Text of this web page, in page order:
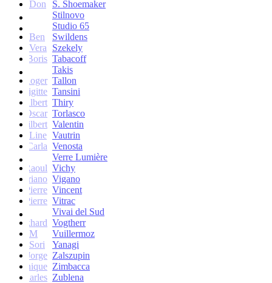
Don
S. Shoemaker
Stilnovo
Studio 65
Ben
Swildens
Vera
Szekely
Boris Tabacoff
Takis
Roger Tallon
Brigitte Tansini
Albert Thiry
Oscar Torlasco
Gilbert Valentin
Line Vautrin
Carla Venosta
Verre Lumière
Raoul Vichy
Vittoriano Vigano
Jean-Pierre Vincent
Jean-Pierre Vitrac
Vivai del Sud
Burkhard Vogtherr
M
Vuillermoz
Sori
Yanagi
Jorge Zalszupin
Dominique Zimbacca
Charles Zublena